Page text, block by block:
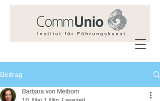
Beitrag
Barbara von Meibom